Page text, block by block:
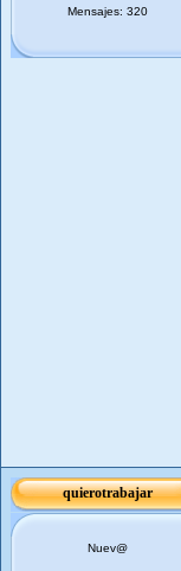
Mensajes: 320
quierotrabajar
Nuev@